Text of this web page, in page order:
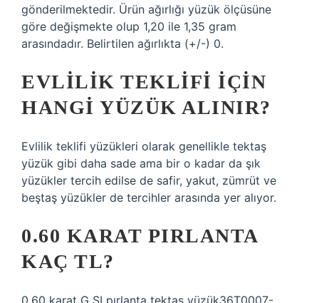
gönderilmektedir. Ürün ağırlığı yüzük ölçüsüne
göre değişmekte olup 1,20 ile 1,35 gram
arasındadır. Belirtilen ağırlıkta (+/-) 0.
EVLILIK TEKLIFI IÇIN
HANGI YÜZÜK ALINIR?
Evlilik teklifi yüzükleri olarak genellikle tektaş
yüzük gibi daha sade ama bir o kadar da şık
yüzükler tercih edilse de safir, yakut, zümrüt ve
beştaş yüzükler de tercihler arasında yer alıyor.
0.60 KARAT PIRLANTA
KAÇ TL?
0.60 karat G SI pırlanta tektaş yüzük36T0007-